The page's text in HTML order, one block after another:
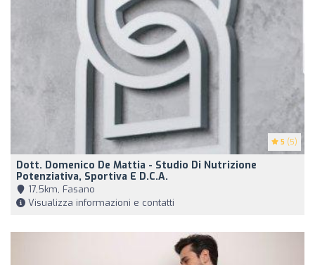
5 (5)
Dott. Domenico De Mattia - Studio Di Nutrizione
Potenziativa, Sportiva E D.C.A.
17,5km, Fasano
Visualizza informazioni e contatti